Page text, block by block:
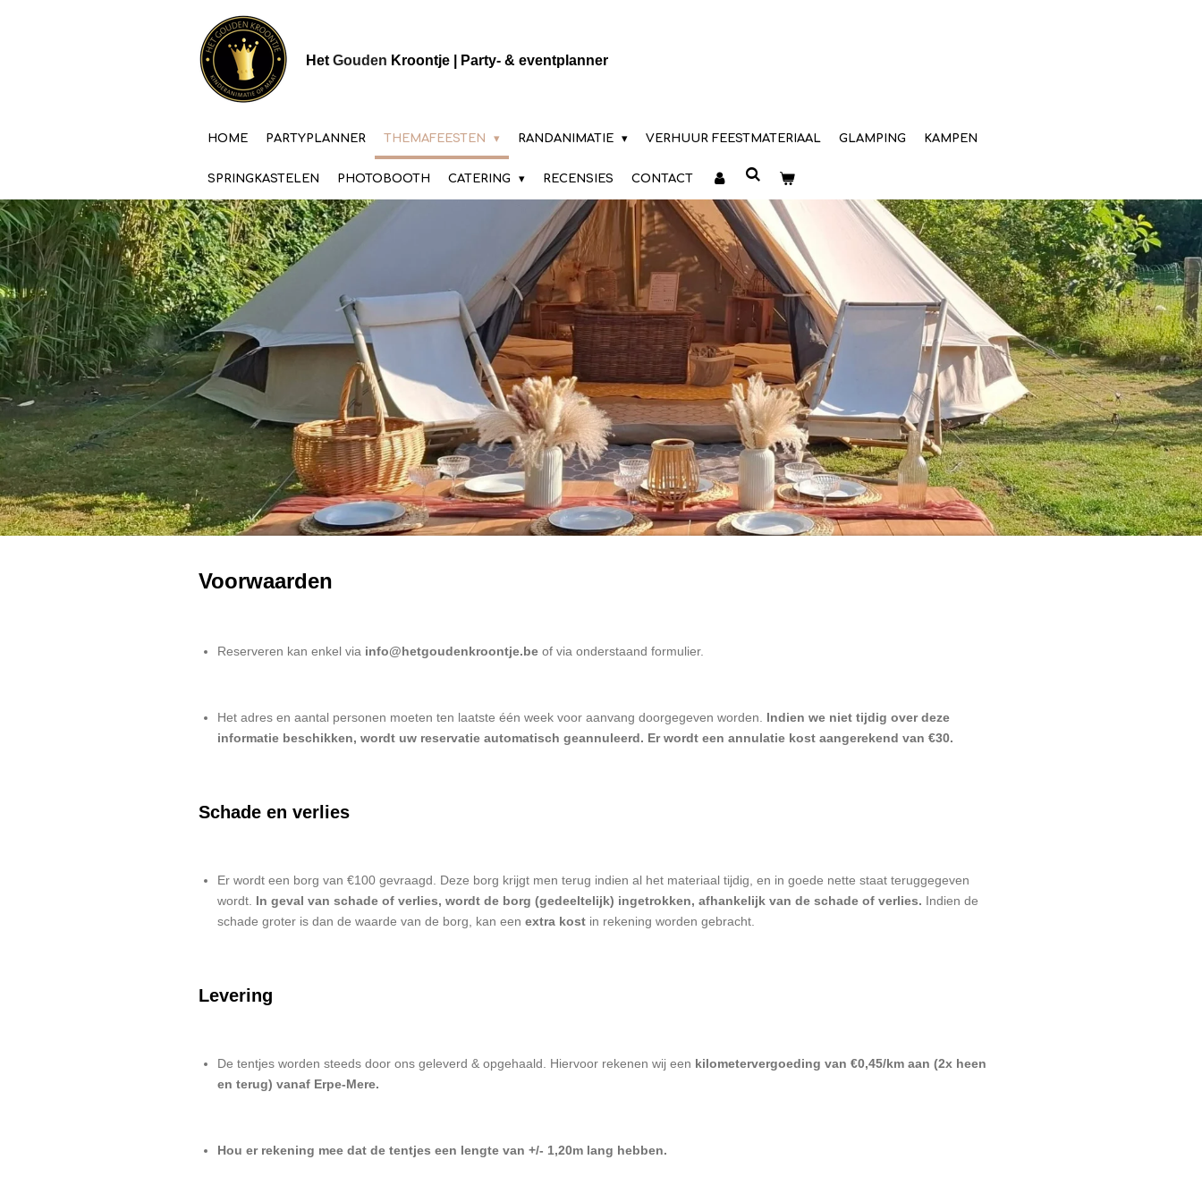
Het Gouden Kroontje | Party- & eventplanner
HOME PARTYPLANNER THEMAFEESTEN RANDANIMATIE VERHUUR FEESTMATERIAAL GLAMPING KAMPEN
SPRINGKASTELEN PHOTOBOOTH CATERING RECENSIES CONTACT
Voorwaarden
Reserveren kan enkel via info@hetgoudenkroontje.be of via onderstaand formulier.
Het adres en aantal personen moeten ten laatste één week voor aanvang doorgegeven worden.
Indien we niet tijdig over deze
informatie beschikken, wordt uw reservatie automatisch geannuleerd. Er wordt een annulatie kost aangerekend van €30.
Schade en verlies
Er wordt een borg van €100 gevraagd. Deze borg krijgt men terug indien al het materiaal tijdig, en in goede nette staat teruggegeven
wordt. In geval van schade of verlies, wordt de borg (gedeeltelijk) ingetrokken, afhankelijk van de schade of verlies. Indien de
schade groter is dan de waarde van de borg, kan een extra kost in rekening worden gebracht.
Levering
De tentjes worden steeds door ons geleverd & opgehaald. Hiervoor rekenen wij een kilometervergoeding van €0,45/km aan (2x heen
en terug) vanaf Erpe-Mere.
Hou er rekening mee dat de tentjes een lengte van +/- 1,20m lang hebben.